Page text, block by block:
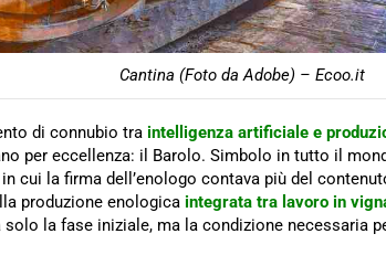
Cantina (Foto da Adobe) – Ecoo.it
di connubio tra intelligenza artificiale e
per eccellenza: il Barolo. Simbolo in tutto il
cui la firma dell’enologo contava più del
produzione enologica integrata tra lavoro in
la fase iniziale, ma la condizione necessaria